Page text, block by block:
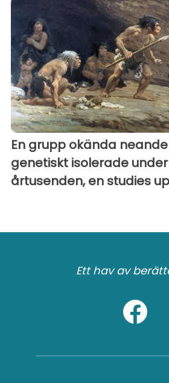
En grupp okända
genetiskt isolerade
årtusenden, en studies
Ett hav av